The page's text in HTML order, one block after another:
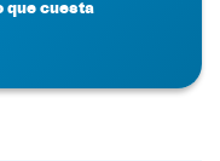
que cuesta